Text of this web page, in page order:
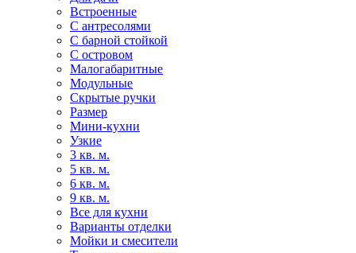
Встроенные
С антресолями
С барной стойкой
С островом
Малогабаритные
Модульные
Скрытые ручки
Размер
Мини-кухни
Узкие
3 кв. м.
5 кв. м.
6 кв. м.
9 кв. м.
Все для кухни
Варианты отделки
Мойки и смесители